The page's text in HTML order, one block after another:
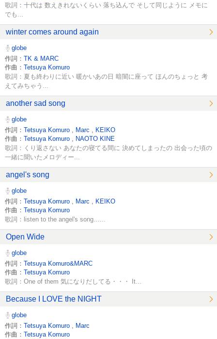
歌詞：十代は 数えきれないくらい 落ち込んで そして同じように メモに
でも...
winter comes around again
globe
作詞： TK & MARC
作曲： Tetsuya Komuro
歌詞：夏も終わりに近い 暖かいあの日 暗闇に座って ほんのちょっと 考
えてみちゃう...
another sad song
globe
作詞： Tetsuya Komuro Marc
KEIKO
作曲： Tetsuya Komuro NAOTO KINE
歌詞：くり返さない あなたの寝てる間に 決めてしまったの 出会った頃の
一緒に聞いたメロディー...
angel's song
globe
作詞： Tetsuya Komuro Marc
KEIKO
作曲： Tetsuya Komuro
歌詞：listen to the angel's song…...
Open Wide
globe
作詞： Tetsuya Komuro&MARC
作曲： Tetsuya Komuro
歌詞：One of them 気になりだしてる・・・ It...
Because I LOVE the NIGHT
globe
作詞： Tetsuya Komuro
Marc
作曲： Tetsuya Komuro